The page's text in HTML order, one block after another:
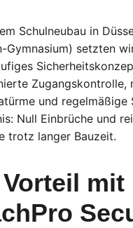
Schulneubau in
Gymnasium) setzten
Zugangskontrolle,
und regelmäßige
Null Einbrüche und
trotz langer Bauzeit.
mit